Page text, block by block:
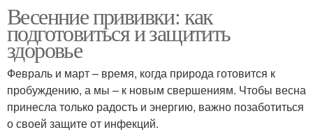
Весенние прививки: как
подготовиться и защитить
здоровье
Февраль и март – время, когда природа готовится к
пробуждению, а мы – к новым свершениям. Чтобы весна
принесла только радость и энергию, важно позаботиться
о своей защите от инфекций.